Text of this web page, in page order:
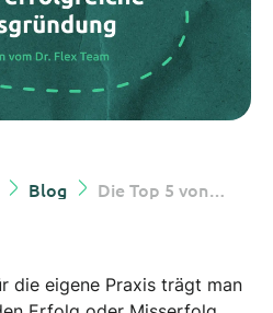
Blog Die Top 5 von Dr. Flex - Bücher
die eigene Praxis trägt man